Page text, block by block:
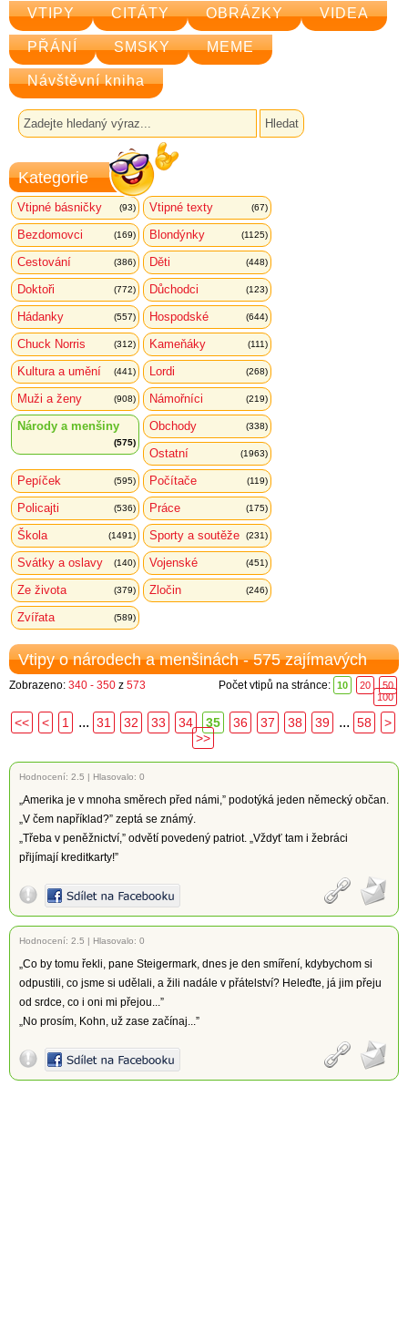
VTIPY CITÁTY OBRÁZKY VIDEA
PŘÁNÍ SMSKY MEME
Návštěvní kniha
Kategorie
Vtipné básničky (93) Vtipné texty (67)
Bezdomovci (169) Blondýnky (1125)
Cestování (386) Děti (448)
Doktoři (772) Důchodci (123)
Hádanky (557) Hospodské (644)
Chuck Norris (312) Kameňáky (111)
Kultura a umění (441) Lordi (268)
Muži a ženy (908) Námořníci (219)
Národy a menšiny
(575)
Obchody (338)
Ostatní (1963)
Pepíček (595) Počítače (119)
Policajti (536) Práce (175)
Škola (1491) Sporty a soutěže (231)
Svátky a oslavy (140) Vojenské (451)
Ze života (379) Zločin (246)
Zvířata (589)
Vtipy o národech a menšinách - 575 zajímavých
Zobrazeno: 340 - 350 z 573 Počet vtipů na stránce: 10 20
50
100
<< < 1 ... 31 32 33 34 35 36 37 38 39 ... 58
>
>>
Hodnocení: 2.5 | Hlasovalo: 0
„Amerika je v mnoha směrech před námi,” podotýká jeden německý občan.
„V čem například?” zeptá se známý.
„Třeba v peněžnictví,” odvětí povedený patriot. „Vždyť tam i žebráci
přijímají kreditkarty!”
Hodnocení: 2.5 | Hlasovalo: 0
„Co by tomu řekli, pane Steigermark, dnes je den smíření, kdybychom si
odpustili, co jsme si udělali, a žili nadále v přátelství? Heleďte, já jim přeju
od srdce, co i oni mi přejou...”
„No prosím, Kohn, už zase začínaj...”